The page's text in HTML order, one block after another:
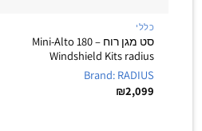
כללי
סט מגן רוח – Mini-Alto 180
Windshield Kits radius
Brand: RADIUS
₪2,099